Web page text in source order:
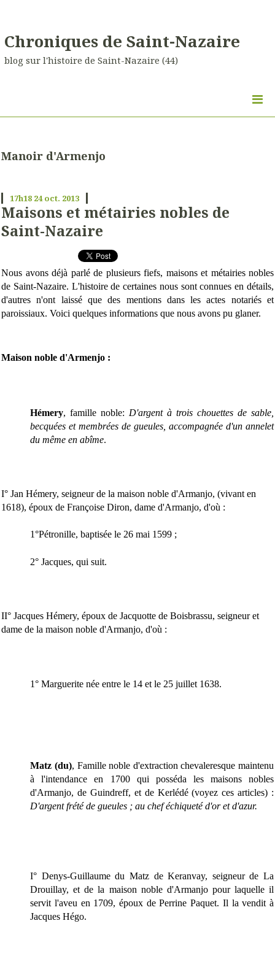
Chroniques de Saint-Nazaire
blog sur l'histoire de Saint-Nazaire (44)
Manoir d'Armenjo
17h18 24 oct. 2013
Maisons et métairies nobles de
Saint-Nazaire
Nous avons déjà parlé de plusieurs fiefs, maisons et métairies nobles
de Saint-Nazaire. L'histoire de certaines nous sont connues en détails,
d'autres n'ont laissé que des mentions dans les actes notariés et
paroissiaux. Voici quelques informations que nous avons pu glaner.
Maison noble d'Armenjo :
Hémery, famille noble: D'argent à trois chouettes de sable,
becquées et membrées de gueules, accompagnée d'un annelet
du même en abîme.
I° Jan Hémery, seigneur de la maison noble d'Armanjo, (vivant en
1618), époux de Françoise Diron, dame d'Armanjo, d'où :
1°Pétronille, baptisée le 26 mai 1599 ;
2° Jacques, qui suit.
II° Jacques Hémery, époux de Jacquotte de Boisbrassu, seigneur et
dame de la maison noble d'Armanjo, d'où :
1° Marguerite née entre le 14 et le 25 juillet 1638.
Matz (du), Famille noble d'extraction chevaleresque maintenu
à l'intendance en 1700 qui posséda les maisons nobles
d'Armanjo, de Guindreff, et de Kerlédé (voyez ces articles) :
D'argent frété de gueules ; au chef échiqueté d'or et d'azur.
I° Denys-Guillaume du Matz de Keranvay, seigneur de La
Drouillay, et de la maison noble d'Armanjo pour laquelle il
servit l'aveu en 1709, époux de Perrine Paquet. Il la vendit à
Jacques Hégo.